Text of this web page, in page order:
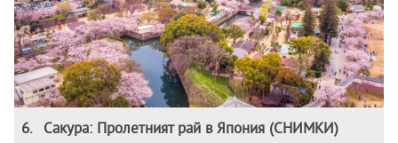
6. Сакура: Пролетният рай в Япония (СНИМКИ)